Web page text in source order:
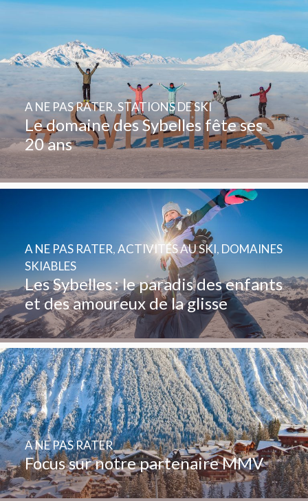
Le domaine des Sybelles fête ses
20 ans
A NE PAS RATER,STATIONS DE SKI
Les Sybelles : le paradis des enfants
et des amoureux de la glisse
A NE PAS RATER,ACTIVITÉS AU SKI, DOMAINES
SKIABLES
Focus sur notre partenaire MMV
A NE PAS RATER